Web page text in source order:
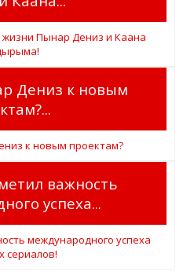
Дениз к новым
важность
успеха...